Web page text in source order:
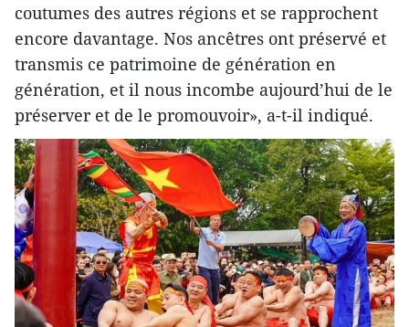
coutumes des autres régions et se rapprochent
encore davantage. Nos ancêtres ont préservé et
transmis ce patrimoine de génération en
génération, et il nous incombe aujourd’hui de le
préserver et de le promouvoir», a-t-il indiqué.